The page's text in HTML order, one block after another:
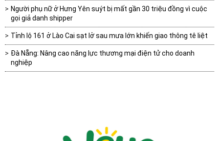
Người phụ nữ ở Hưng Yên suýt bị mất gần 30 triệu đồng vì cuộc
gọi giả danh shipper
Tỉnh lộ 161 ở Lào Cai sạt lở sau mưa lớn khiến giao thông tê liệt
Đà Nẵng: Nâng cao năng lực thương mại điện tử cho doanh
nghiệp